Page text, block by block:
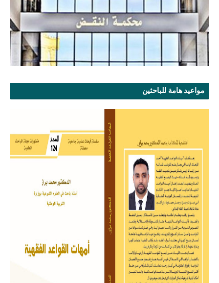
مواعيد هامة للباحثين